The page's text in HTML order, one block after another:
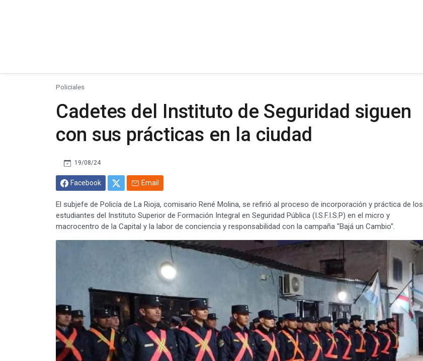
Policiales
Cadetes del Instituto de Seguridad siguen
con sus prácticas en la ciudad
19/08/24
Facebook Email
El subjefe de Policía de La Rioja, comisario René Molina, se refirió al proceso de incorporación y práctica de los
estudiantes del Instituto Superior de Formación Integral en Seguridad Pública (I.S.F.I.S.P) en el micro y
macrocentro de la Capital y la labor de conciencia y responsabilidad con la campaña "Bajá un Cambio".